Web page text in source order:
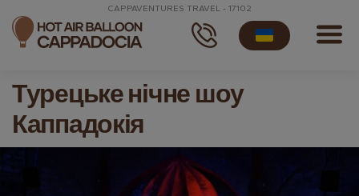
CAPPAVENTURES TRAVEL - 17102
Турецьке нічне шоу
Каппадокія